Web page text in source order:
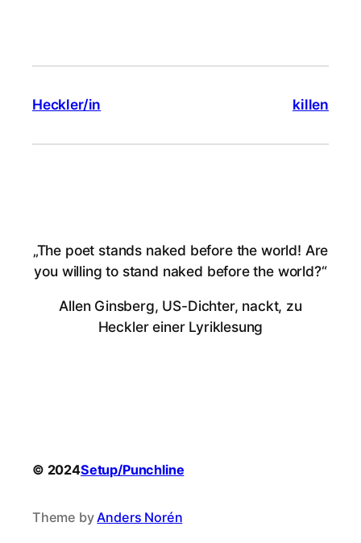
Heckler/in killen
„The poet stands naked before the world! Are
you willing to stand naked before the world?“
Allen Ginsberg, US-Dichter, nackt, zu
Heckler einer Lyriklesung
© 2024Setup/Punchline
Theme by Anders Norén